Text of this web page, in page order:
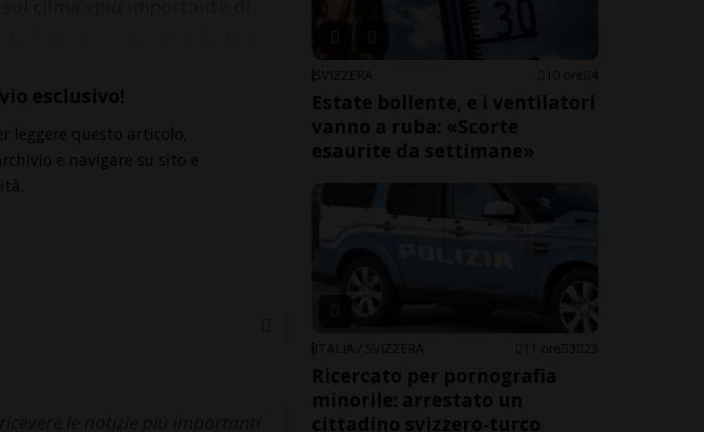
esclusivo!
leggere questo articolo,
e navigare su sito e
SVIZZERA 10 ore 4
Estate bollente, e i ventilatori
vanno a ruba: «Scorte
esaurite da settimane»
ITALIA / SVIZZERA 11 ore 3 23
Ricercato per pornografia
minorile: arrestato un
cittadino svizzero-turco